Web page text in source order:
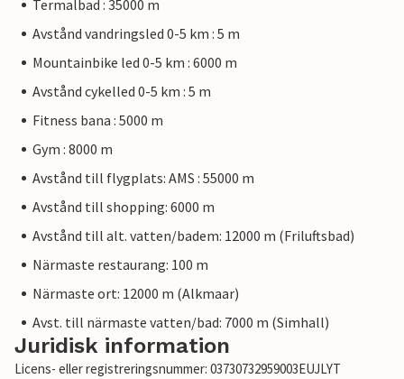
Termalbad : 35000 m
Avstånd vandringsled 0-5 km : 5 m
Mountainbike led 0-5 km : 6000 m
Avstånd cykelled 0-5 km : 5 m
Fitness bana : 5000 m
Gym : 8000 m
Avstånd till flygplats: AMS : 55000 m
Avstånd till shopping: 6000 m
Avstånd till alt. vatten/badem: 12000 m (Friluftsbad)
Närmaste restaurang: 100 m
Närmaste ort: 12000 m (Alkmaar)
Avst. till närmaste vatten/bad: 7000 m (Simhall)
Juridisk information
Licens- eller registreringsnummer: 03730732959003EUJLYT